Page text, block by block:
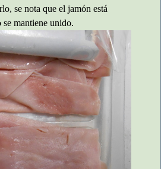
se nota que el jamón está
mantiene unido.